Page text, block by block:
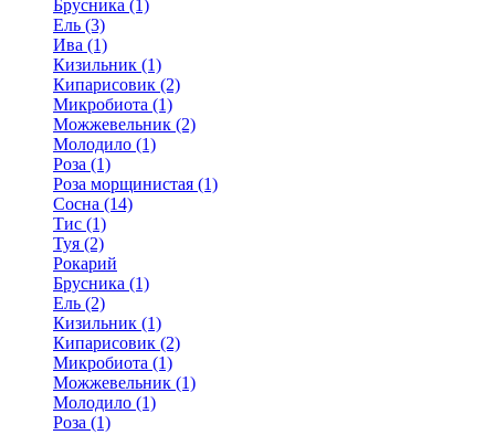
Брусника (1)
Ель (3)
Ива (1)
Кизильник (1)
Кипарисовик (2)
Микробиота (1)
Можжевельник (2)
Молодило (1)
Роза (1)
Роза морщинистая (1)
Сосна (14)
Тис (1)
Туя (2)
Рокарий
Брусника (1)
Ель (2)
Кизильник (1)
Кипарисовик (2)
Микробиота (1)
Можжевельник (1)
Молодило (1)
Роза (1)